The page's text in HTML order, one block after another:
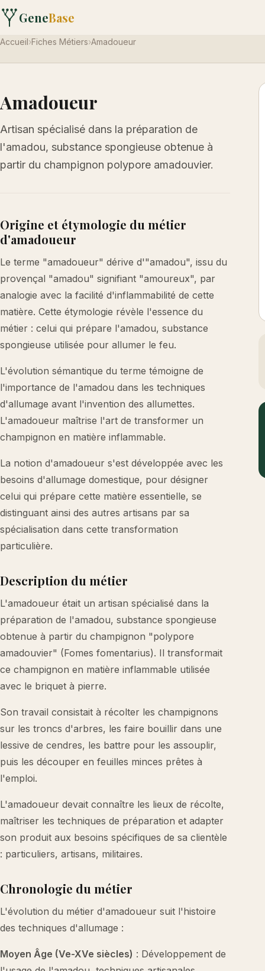
GeneBase
Accueil›Fiches Métiers›Amadoueur
Amadoueur
Artisan spécialisé dans la préparation de
l'amadou, substance spongieuse obtenue à
partir du champignon polypore amadouvier.
Origine et étymologie du métier
d'amadoueur
Le terme "amadoueur" dérive d'"amadou", issu du
provençal "amadou" signifiant "amoureux", par
analogie avec la facilité d'inflammabilité de cette
matière. Cette étymologie révèle l'essence du
métier : celui qui prépare l'amadou, substance
spongieuse utilisée pour allumer le feu.
L'évolution sémantique du terme témoigne de
l'importance de l'amadou dans les techniques
d'allumage avant l'invention des allumettes.
L'amadoueur maîtrise l'art de transformer un
champignon en matière inflammable.
La notion d'amadoueur s'est développée avec les
besoins d'allumage domestique, pour désigner
celui qui prépare cette matière essentielle, se
distinguant ainsi des autres artisans par sa
spécialisation dans cette transformation
particulière.
Description du métier
L'amadoueur était un artisan spécialisé dans la
préparation de l'amadou, substance spongieuse
obtenue à partir du champignon "polypore
amadouvier" (Fomes fomentarius). Il transformait
ce champignon en matière inflammable utilisée
avec le briquet à pierre.
Son travail consistait à récolter les champignons
sur les troncs d'arbres, les faire bouillir dans une
lessive de cendres, les battre pour les assouplir,
puis les découper en feuilles minces prêtes à
l'emploi.
L'amadoueur devait connaître les lieux de récolte,
maîtriser les techniques de préparation et adapter
son produit aux besoins spécifiques de sa clientèle
: particuliers, artisans, militaires.
Chronologie du métier
L'évolution du métier d'amadoueur suit l'histoire
des techniques d'allumage :
Moyen Âge (Ve-XVe siècles) : Développement de